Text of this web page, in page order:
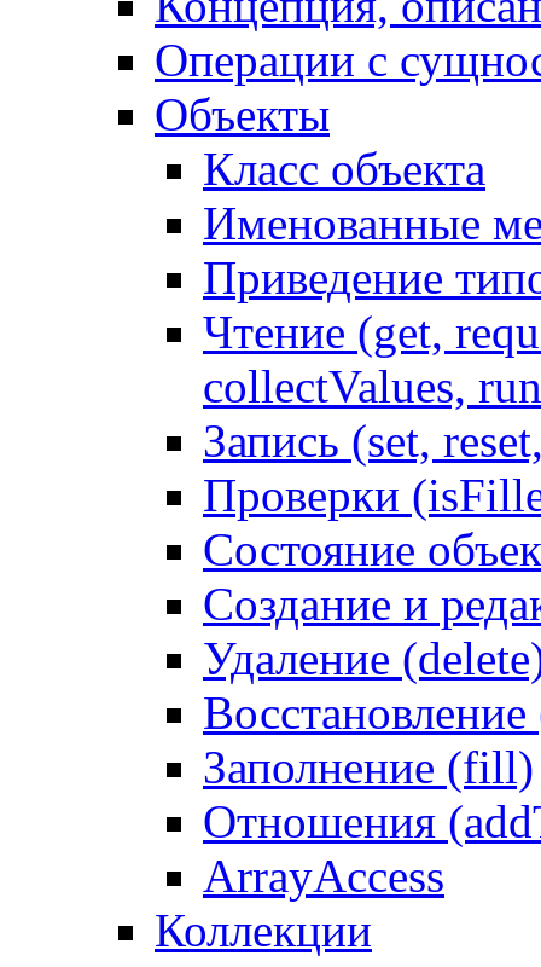
Операции с
Объекты
Класс объекта
Именованные
Приведение
Чтение (get,
collectValues,
Запись (set,
Проверки
Состояние
Создание и
Удаление
Заполнение (fill)
Отношения
ArrayAccess
Коллекции